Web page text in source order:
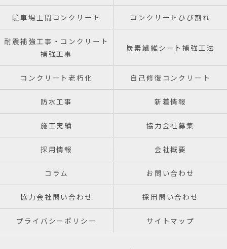
駐車場土間コンクリート コンクリートひび割れ
耐震補強工事・コンクリート
補強工事
炭素繊維シート補強工法
コンクリート老朽化 自己修復コンクリート
防水工事 新着情報
施工実績 協力会社募集
採用情報 会社概要
コラム お問い合わせ
協力会社問い合わせ 採用問い合わせ
プライバシーポリシー サイトマップ